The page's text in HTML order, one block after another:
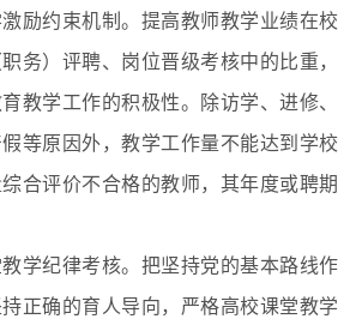
约束机制。提高教师教学业绩在校
务）评聘、岗位晋级考核中的比重，
教学工作的积极性。除访学、进修、
等原因外，教学工作量不能达到学校
合评价不合格的教师，其年度或聘期
纪律考核。把坚持党的基本路线作
正确的育人导向，严格高校课堂教学